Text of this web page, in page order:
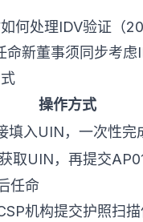
何处理IDV验证（
新董事须同步考
操作方式
填入UIN，一次性完
取UIN，再提交
任命
机构提交护照扫